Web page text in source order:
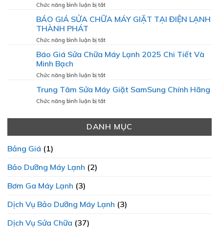
NÓNG
Lạnh
Mới
Nhất
Chức năng bình luận bị tắtở
GIÁ
CHỮA
VI
SAO
SỰ
MINH
BẠCH
ƯU
TIÊN
HÀNG
BÁO GIÁ SỬA CHỮA MÁY GIẶT TẠI ĐIỆN LẠNH
THÀNH PHÁT
Chức năng bình luận bị tắtở
GIÁ
CHỮA
GIẶT
THÀNH
PHÁT
Báo Giá Sửa Chữa Máy Lạnh 2025 Chi Tiết Và
Minh Bạch
Chức năng bình luận bị tắtở
Giá
Sửa
Lạnh
Trung Tâm Sửa Máy Giặt SamSung Chính Hãng
Chức năng bình luận bị tắtở
Tâm
Sửa
DANH MỤC
Bảng Giá (1)
Bảo Dưỡng Máy Lạnh (2)
Bơm Ga Máy Lạnh (3)
Dịch Vụ Bảo Dưỡng Máy Lạnh (3)
Dịch Vụ Sửa Chữa (37)